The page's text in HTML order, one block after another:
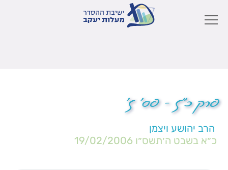
פרק כ"ז – פס' ז'
הרב יהושע ויצמן
כ״א בשבט ה׳תשס״ו 19/02/2006